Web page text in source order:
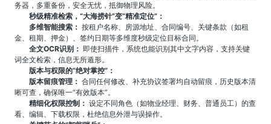
务器，多重备份，安全无忧，抵御物理风险。
秒级精准检索，“大海捞针”变“精准定位”：
多维智能搜索： 按租户名称、房源地址、合同编号、关键条款（如租
金、租期、押金）、签约日期等多维度秒级定位目标合同。
全文OCR识别： 即使扫描件，系统也能识别其中文字内容，支持关键
词全文检索，信息无所遁形。
版本与权限的“绝对掌控”：
版本留痕管理： 合同任何修改、补充协议签署均自动留痕，历史版本清
晰可查，确保唯一“有效版本”。
精细化权限控制： 设定不同角色（如物业经理、财务、普通员工）的查
看、编辑、下载权限，杜绝信息外泄与误操作。